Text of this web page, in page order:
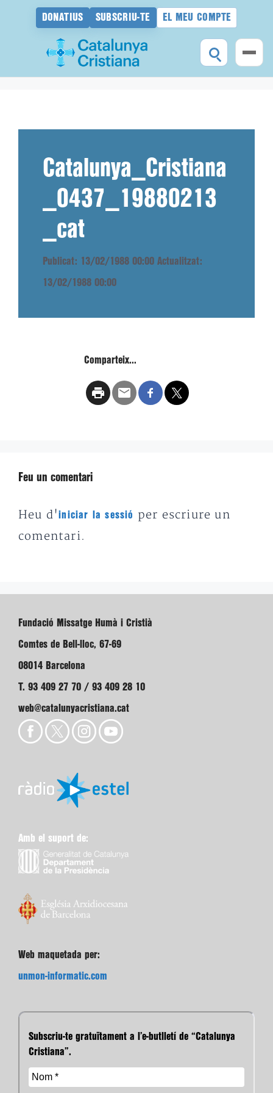
DONATIUS SUBSCRIU-TE EL MEU COMPTE
Catalunya_Cristiana
_0437_19880213
_cat
Publicat: 13/02/1988 00:00 Actualitzat:
13/02/1988 00:00
Comparteix...
Feu un comentari
Heu d'iniciar la sessió
per escriure un
comentari.
Fundació Missatge Humà i Cristià
Comtes de Bell-lloc, 67-69
08014 Barcelona
T. 93 409 27 70 / 93 409 28 10
web@catalunyacristiana.cat
Amb el suport de:
Web maquetada per:
unmon-informatic.com
Subscriu-te gratuïtament a l’e-butlletí de “Catalunya
Cristiana”.